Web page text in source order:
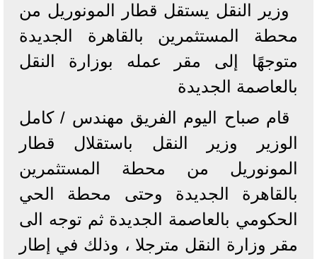
وزير النقل يستقل قطار المونوريل من
محطة المستثمرين بالقاهرة الجديدة
متوجهًا إلى مقر عمله بوزارة النقل
بالعاصمة الجديدة
قام صباح اليوم الفريق مهندس / كامل
الوزير وزير النقل باستقلال قطار
المونوريل من محطة المستثمرين
بالقاهرة الجديدة وحتى محطة الحي
الحكومي بالعاصمة الجديدة ثم توجه الى
مقر وزارة النقل مترجلا ، وذلك في إطار